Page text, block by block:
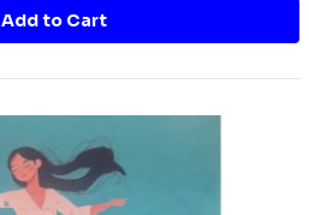
Add to Cart